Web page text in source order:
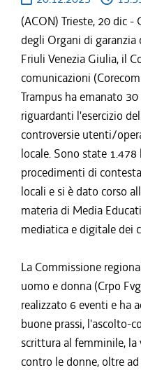
(ACON) Trieste, 20 dic
degli Organi di
Friuli Venezia Giulia, il
comunicazioni
Trampus ha emanato
riguardanti l'esercizio
controversie utenti/
locale. Sono state
procedimenti di
locali e si è dato corso
materia di Media
mediatica e digitale dei
La Commissione
uomo e donna (Crpo
realizzato 6 eventi e ha
buone prassi, l'ascolto-
scrittura al femminile, la
contro le donne, oltre